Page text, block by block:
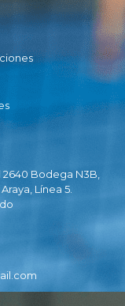
Bodega N3B,
Línea 5.